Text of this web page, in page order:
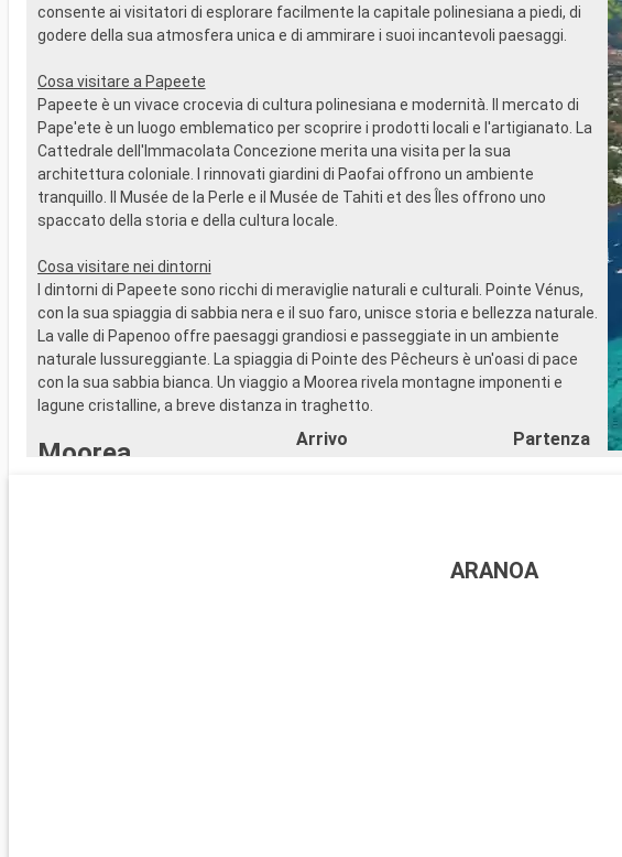
consente ai visitatori di esplorare facilmente la capitale polinesiana a piedi, di
godere della sua atmosfera unica e di ammirare i suoi incantevoli paesaggi.
Cosa visitare a Papeete
Papeete è un vivace crocevia di cultura polinesiana e modernità. Il mercato di
Pape'ete è un luogo emblematico per scoprire i prodotti locali e l'artigianato. La
Cattedrale dell'Immacolata Concezione merita una visita per la sua
architettura coloniale. I rinnovati giardini di Paofai offrono un ambiente
tranquillo. Il Musée de la Perle e il Musée de Tahiti et des Îles offrono uno
spaccato della storia e della cultura locale.
Cosa visitare nei dintorni
I dintorni di Papeete sono ricchi di meraviglie naturali e culturali. Pointe Vénus,
con la sua spiaggia di sabbia nera e il suo faro, unisce storia e bellezza naturale.
La valle di Papenoo offre paesaggi grandiosi e passeggiate in un ambiente
naturale lussureggiante. La spiaggia di Pointe des Pêcheurs è un'oasi di pace
con la sua sabbia bianca. Un viaggio a Moorea rivela montagne imponenti e
lagune cristalline, a breve distanza in traghetto.
Moorea
Arrivo
Partenza
natura, con baie spettacolari, spiagge dalle sabbie bianche e cime vulcaniche
ARANOA